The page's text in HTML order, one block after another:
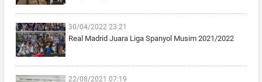
30/04/2022 23:21
Real Madrid Juara Liga Spanyol Musim 2021/2022
22/08/2021 07:19